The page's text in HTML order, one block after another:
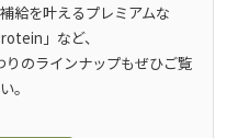
給を叶えるプレミアムな
」など、
のラインナップもぜひご覧
。